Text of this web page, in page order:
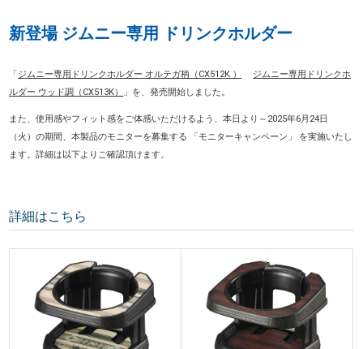
新登場 ジムニー専用 ドリンクホルダー
「 ジムニー専用ドリンクホルダー オルテガ柄（CX512K ）
ジムニー専用ドリンクホ
ルダー ウッド調（CX513K）
」を、発売開始しました。
また、使用感やフィット感をご体感いただけるよう、本日より～2025年6月24日
（火）の期間、本製品のモニターを募集する 「モニターキャンペーン」 を実施いたし
ます。詳細は以下よりご確認頂けます。
詳細はこちら